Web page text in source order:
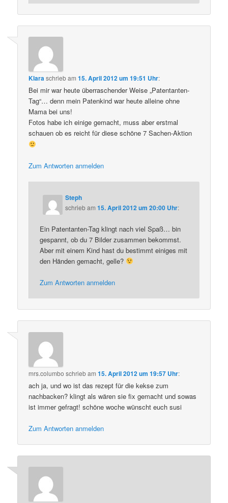
Klaraschriebam15. April 2012 um 19:51 Uhr:
Bei mir war heute überraschender Weise „Patentanten-
Tag“… denn mein Patenkind war heute alleine ohne
Mama bei uns!
Fotos habe ich einige gemacht, muss aber erstmal
schauen ob es reicht für diese schöne 7 Sachen-Aktion
Zum Antworten anmelden
Steph
schriebam15. April 2012 um 20:00 Uhr:
Ein Patentanten-Tag klingt nach viel Spaß… bin
gespannt, ob du 7 Bilder zusammen bekommst.
Aber mit einem Kind hast du bestimmt einiges mit
den Händen gemacht, gelle?
Zum Antworten anmelden
mrs.columbo schriebam15. April 2012 um 19:57 Uhr:
ach ja, und wo ist das rezept für die kekse zum
nachbacken? klingt als wären sie fix gemacht und sowas
ist immer gefragt! schöne woche wünscht euch susi
Zum Antworten anmelden